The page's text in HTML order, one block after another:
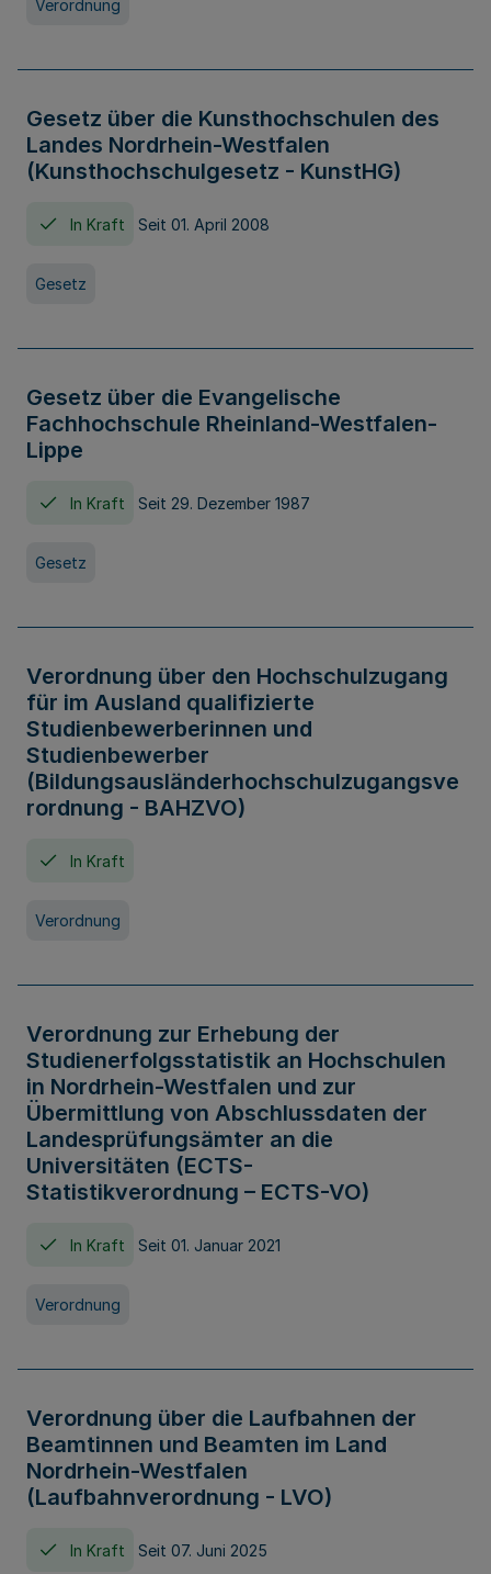
Verordnung
Gesetz über die Kunsthochschulen des
Landes Nordrhein-Westfalen
(Kunsthochschulgesetz - KunstHG)
In Kraft Seit 01. April 2008
Gesetz
Gesetz über die Evangelische
Fachhochschule Rheinland-Westfalen-
Lippe
In Kraft Seit 29. Dezember 1987
Gesetz
Verordnung über den Hochschulzugang
für im Ausland qualifizierte
Studienbewerberinnen und
Studienbewerber
(Bildungsausländerhochschulzugangsve
rordnung - BAHZVO)
In Kraft
Verordnung
Verordnung zur Erhebung der
Studienerfolgsstatistik an Hochschulen
in Nordrhein-Westfalen und zur
Übermittlung von Abschlussdaten der
Landesprüfungsämter an die
Universitäten (ECTS-
Statistikverordnung – ECTS-VO)
In Kraft Seit 01. Januar 2021
Verordnung
Verordnung über die Laufbahnen der
Beamtinnen und Beamten im Land
Nordrhein-Westfalen
(Laufbahnverordnung - LVO)
In Kraft Seit 07. Juni 2025